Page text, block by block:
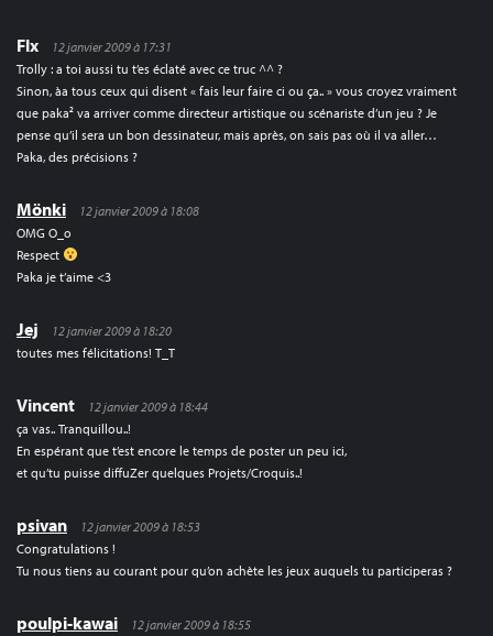
Flx
12 janvier 2009 à 17:31
Trolly : a toi aussi tu t’es éclaté avec ce truc ^^ ?
Sinon, àa tous ceux qui disent « fais leur faire ci ou ça.. » vous croyez vraiment
que paka² va arriver comme directeur artistique ou scénariste d’un jeu ? Je
pense qu’il sera un bon dessinateur, mais après, on sais pas où il va aller…
Paka, des précisions ?
Mönki
12 janvier 2009 à 18:08
OMG O_o
Respect
Paka je t’aime <3
Jej
12 janvier 2009 à 18:20
toutes mes félicitations! T_T
Vincent
12 janvier 2009 à 18:44
ça vas.. Tranquillou..!
En espérant que t’est encore le temps de poster un peu ici,
et qu’tu puisse diffuZer quelques Projets/Croquis..!
psivan
12 janvier 2009 à 18:53
Congratulations !
Tu nous tiens au courant pour qu’on achète les jeux auquels tu participeras ?
poulpi-kawai
12 janvier 2009 à 18:55